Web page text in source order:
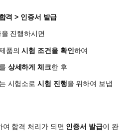
격 > 인증서 발급
진행하시면
품의시험 조건을 확인 하여
상세하게 체크한 후
시험소로시험 진행을 위하여 보냅
합격 처리가 되면 인증서 발급이 완